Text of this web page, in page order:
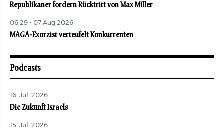
Republikaner fordern Rücktritt von Max Miller
06:29 - 07.Aug 2026
MAGA-Exorzist verteufelt Konkurrenten
Podcasts
16. Jul. 2026
Die Zukunft Israels
15. Jul. 2026